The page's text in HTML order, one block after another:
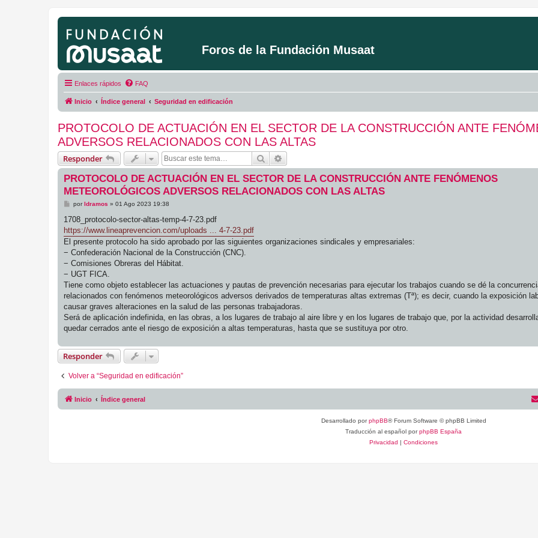
Foros de la Fundación Musaat
Enlaces rápidos FAQ
Inicio Índice general Seguridad en edificación
PROTOCOLO DE ACTUACIÓN EN EL SECTOR DE LA CONSTRUCCIÓN ANTE
ADVERSOS RELACIONADOS CON LAS ALTAS
Responder Buscar
PROTOCOLO DE ACTUACIÓN EN EL SECTOR DE LA CONSTRUCCIÓN ANTE FENÓMENOS
METEOROLÓGICOS ADVERSOS RELACIONADOS CON LAS ALTAS
M
n
a
e
porldramos » 01 Ago 2023 19:38
1708_protocolo-sector-altas-temp-4-7-23.pdf
https://www.lineaprevencion.com/uploads ... 4-7-23.pdf
El presente protocolo ha sido aprobado por las siguientes organizaciones sindicales y empresariales:
− Confederación Nacional de la Construcción (CNC).
− Comisiones Obreras del Hábitat.
− UGT FICA.
Tiene como objeto establecer las actuaciones y pautas de prevención necesarias para ejecutar los trabajos cuando se dé la
relacionados con fenómenos meteorológicos adversos derivados de temperaturas altas extremas (Tª); es decir, cuando la exposición
causar graves alteraciones en la salud de las personas trabajadoras.
Será de aplicación indefinida, en las obras, a los lugares de trabajo al aire libre y en los lugares de trabajo que, por la actividad
quedar cerrados ante el riesgo de exposición a altas temperaturas, hasta que se sustituya por otro.
Responder
Volver a “Seguridad en edificación”
Inicio Índice general
Desarrollado porphpBB® Forum Software © phpBB Limited
Traducción al español porphpBB España
Privacidad | Condiciones